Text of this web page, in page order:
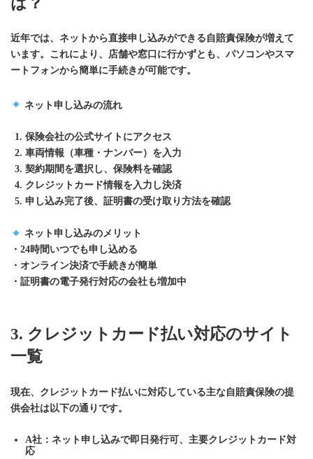
近年では、ネットから直接申し込みができる自賠責保険が増えて
います。これにより、店舗や窓口に行かずとも、パソコンやスマ
ートフォンから簡単に手続きが可能です。
ネット申し込みの流れ
保険会社の公式サイトにアクセス
車両情報（車種・ナンバー）を入力
契約期間を選択し、保険料を確認
クレジットカード情報を入力し決済
申し込み完了後、証明書の受け取り方法を確認
ネット申し込みのメリット
・24時間いつでも申し込める
・オンライン決済で手続きが簡単
・証明書の電子発行対応の会社も増加中
3. クレジットカード払い対応のサイト
一覧
現在、クレジットカード払いに対応している主な自賠責保険の提
供会社は以下の通りです。
A社 ：ネット申し込みで即日発行可、主要クレジットカード対
応